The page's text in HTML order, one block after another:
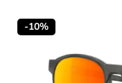
-10%